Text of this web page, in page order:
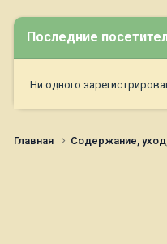
Последние
Ни одного
Главная Содержание,